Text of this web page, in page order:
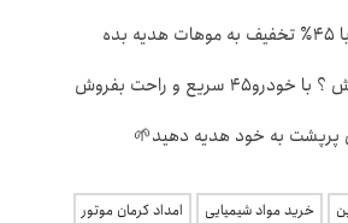
سریع و راحت بفروش
3ماه موهای پرپشت به خود هدیه دهید🌱
خرید مواد شیمیایی
امداد کرمان موتور